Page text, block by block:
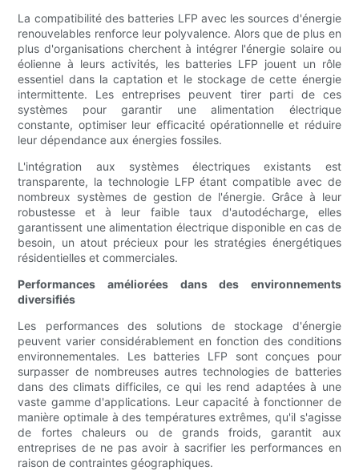
La compatibilité des batteries LFP avec les sources d'énergie
renouvelables renforce leur polyvalence. Alors que de plus en
plus d'organisations cherchent à intégrer l'énergie solaire ou
éolienne à leurs activités, les batteries LFP jouent un rôle
essentiel dans la captation et le stockage de cette énergie
intermittente. Les entreprises peuvent tirer parti de ces
systèmes pour garantir une alimentation électrique
constante, optimiser leur efficacité opérationnelle et réduire
leur dépendance aux énergies fossiles.
L'intégration aux systèmes électriques existants est
transparente, la technologie LFP étant compatible avec de
nombreux systèmes de gestion de l'énergie. Grâce à leur
robustesse et à leur faible taux d'autodécharge, elles
garantissent une alimentation électrique disponible en cas de
besoin, un atout précieux pour les stratégies énergétiques
résidentielles et commerciales.
Performances améliorées dans des environnements
diversifiés
Les performances des solutions de stockage d'énergie
peuvent varier considérablement en fonction des conditions
environnementales. Les batteries LFP sont conçues pour
surpasser de nombreuses autres technologies de batteries
dans des climats difficiles, ce qui les rend adaptées à une
vaste gamme d'applications. Leur capacité à fonctionner de
manière optimale à des températures extrêmes, qu'il s'agisse
de fortes chaleurs ou de grands froids, garantit aux
entreprises de ne pas avoir à sacrifier les performances en
raison de contraintes géographiques.